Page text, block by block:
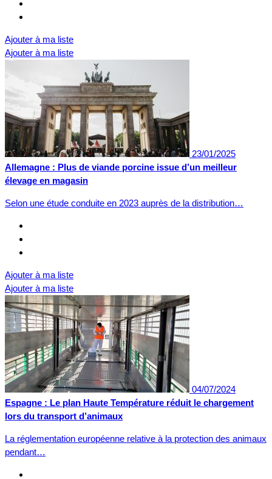
Ajouter à ma liste
Ajouter à ma liste
23/01/2025
Allemagne : Plus de viande porcine issue d’un meilleur
élevage en magasin
Selon une étude conduite en 2023 auprès de la distribution…
Ajouter à ma liste
Ajouter à ma liste
04/07/2024
Espagne : Le plan Haute Température réduit le chargement
lors du transport d’animaux
La réglementation européenne relative à la protection des animaux
pendant…